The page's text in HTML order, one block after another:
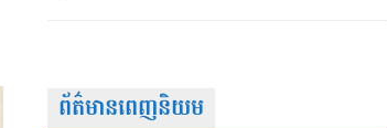
ព័ត៌មានពេញនិយម